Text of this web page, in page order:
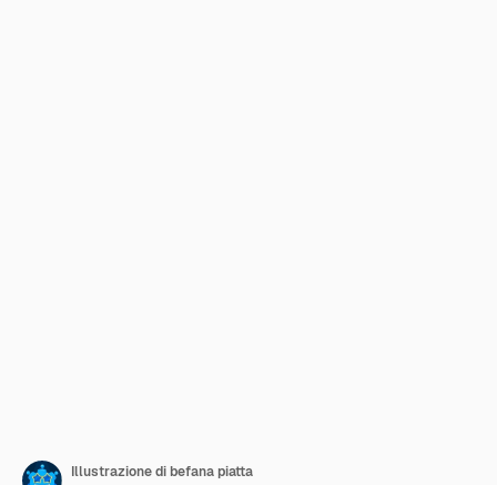
Illustrazione di befana piatta